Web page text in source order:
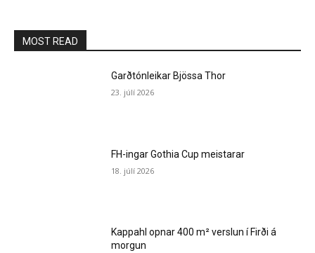
MOST READ
Garðtónleikar Bjössa Thor
23. júlí 2026
FH-ingar Gothia Cup meistarar
18. júlí 2026
Kappahl opnar 400 m² verslun í Firði á
morgun